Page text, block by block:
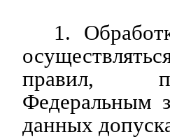
1.
правил,
Федеральным
данных